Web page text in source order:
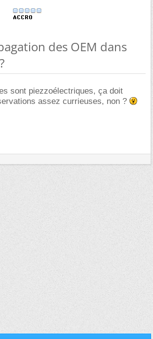
des OEM dans
sont piezzoélectriques, ça doit
assez currieuses, non ?